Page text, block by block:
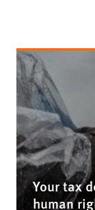
Your tax
human